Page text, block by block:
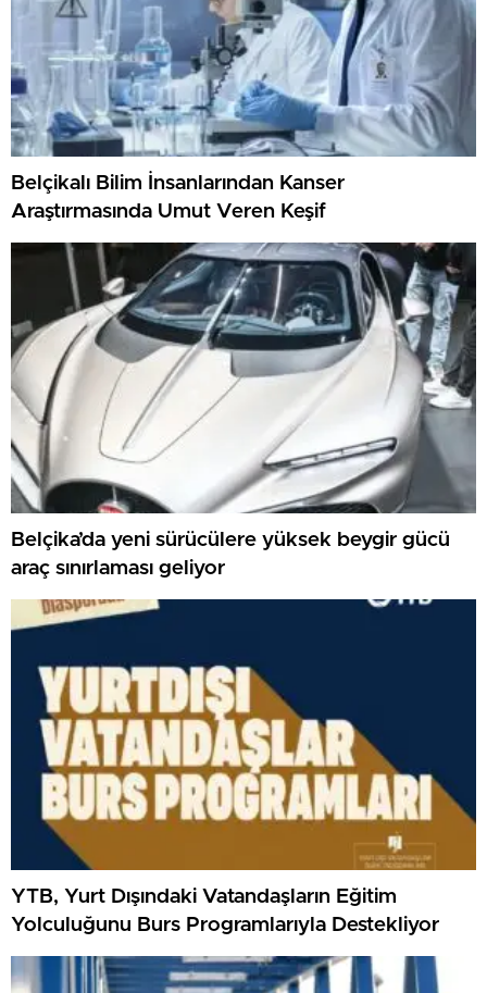
Belçikalı Bilim İnsanlarından Kanser
Araştırmasında Umut Veren Keşif
Belçika’da yeni sürücülere yüksek beygir gücü
araç sınırlaması geliyor
YTB, Yurt Dışındaki Vatandaşların Eğitim
Yolculuğunu Burs Programlarıyla Destekliyor